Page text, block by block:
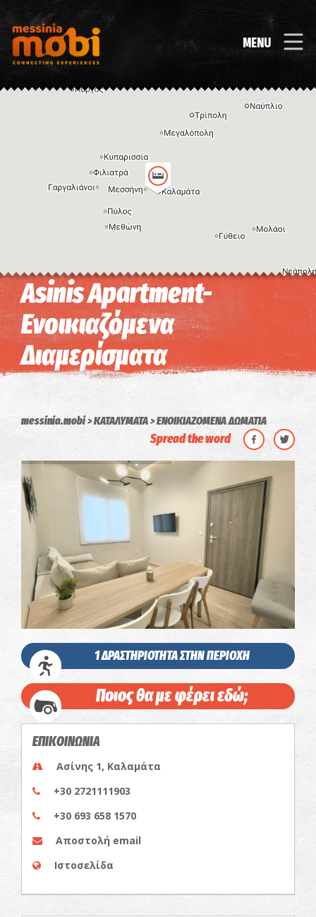
MENU
Η εικόνα ενδέχεται να υπόκειται σε πνευματικά δικαιώματα Όροι
Asinis Apartment-
Ενοικιαζόμενα
Διαμερίσματα
messinia.mobi ΚΑΤΑΛΥΜΑΤΑ ΕΝΟΙΚΙΑΖΟΜΕΝΑ ΔΩΜΑΤΙΑ
Spread the word
1 ΔΡΑΣΤΗΡΙΟΤΗΤΑ ΣΤΗΝ ΠΕΡΙΟΧΗ
Ποιος θα με φέρει εδώ;
ΕΠΙΚΟΙΝΩΝΙΑ
Ασίνης 1, Καλαμάτα
+30 2721111903
+30 693 658 1570
Αποστολή email
Ιστοσελίδα